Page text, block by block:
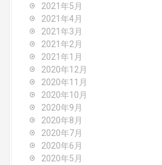
2021年5月
2021年4月
2021年3月
2021年2月
2021年1月
2020年12月
2020年11月
2020年10月
2020年9月
2020年8月
2020年7月
2020年6月
2020年5月